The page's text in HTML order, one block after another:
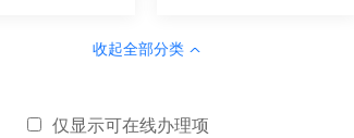
收起全部分类
仅显示可在线办理项